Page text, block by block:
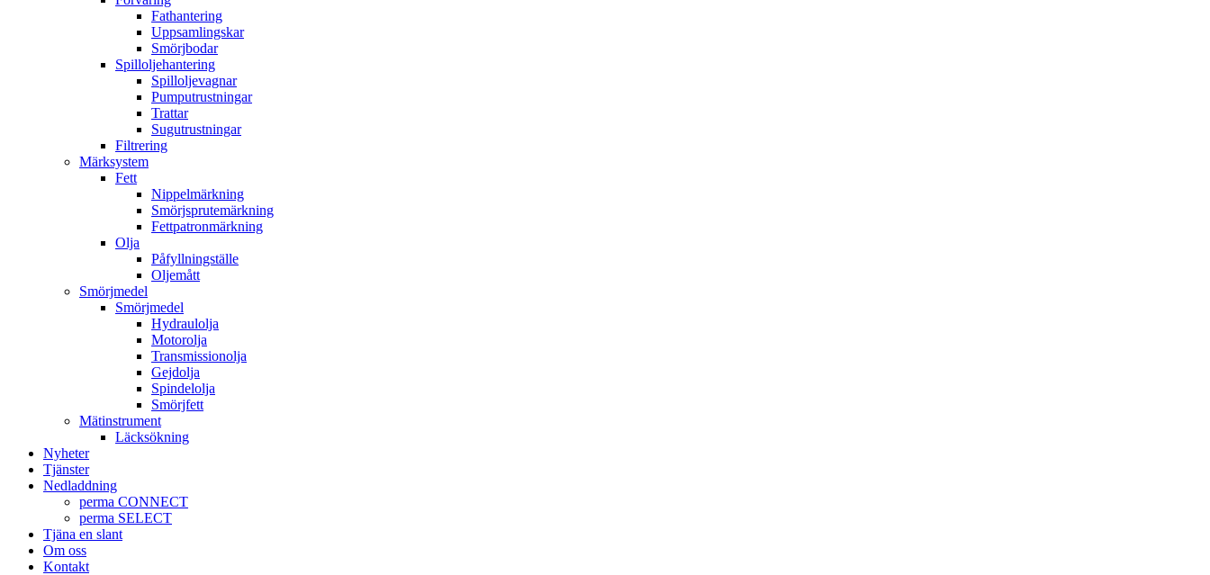
Fathantering
Uppsamlingskar
Smörjbodar
Spilloljehantering
Spilloljevagnar
Pumputrustningar
Trattar
Sugutrustningar
Filtrering
Märksystem
Fett
Nippelmärkning
Smörjsprutemärkning
Fettpatronmärkning
Olja
Påfyllningställe
Oljemått
Smörjmedel
Smörjmedel
Hydraulolja
Motorolja
Transmissionolja
Gejdolja
Spindelolja
Smörjfett
Mätinstrument
Läcksökning
Nyheter
Tjänster
Nedladdning
perma CONNECT
perma SELECT
Tjäna en slant
Om oss
Kontakt